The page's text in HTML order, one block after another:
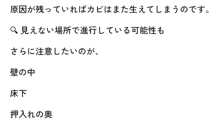
原因が残っていればカビはまた生えてしまうのです。
🔍 見えない場所で進行している可能性も
さらに注意したいのが、
壁の中
床下
押入れの奥